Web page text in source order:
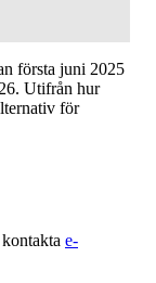
första juni 2025
Utifrån hur
för
e-